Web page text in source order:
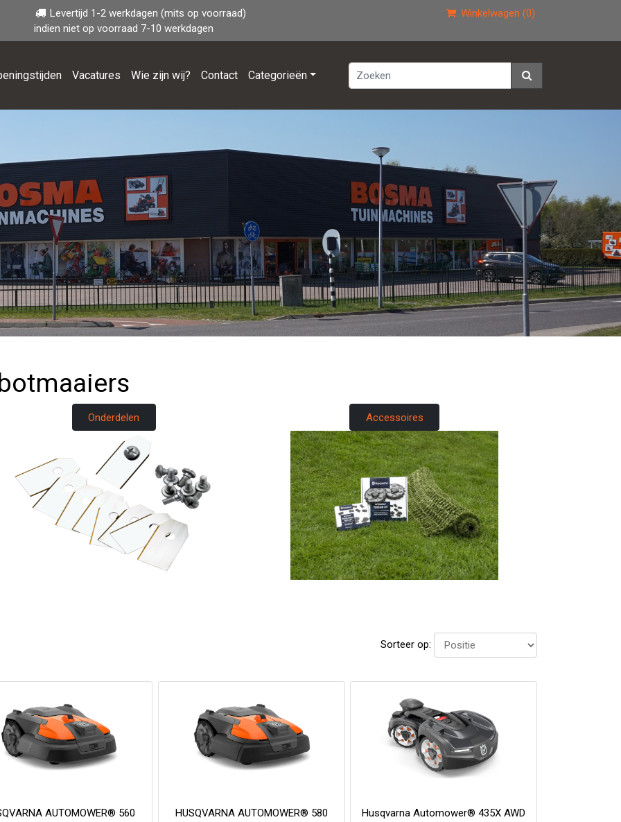
Levertijd 1-2 werkdagen (mits op voorraad)
indien niet op voorraad 7-10 werkdagen
Winkelwagen (0)
Vacatures Wie zijn wij? Contact Categorieën
Onderdelen Accessoires
Sorteer op:
AUTOMOWER® 560
HUSQVARNA AUTOMOWER® 580
Husqvarna Automower® 435X AWD